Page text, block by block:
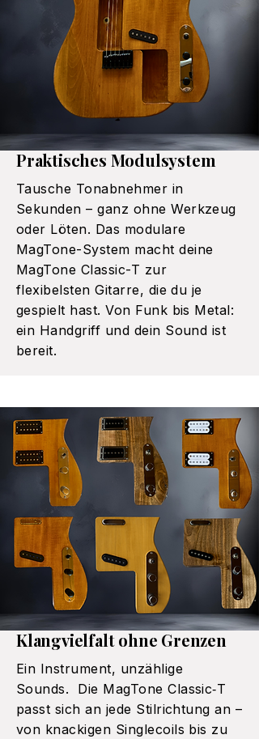
Praktisches Modulsystem
Tausche Tonabnehmer in
Sekunden – ganz ohne Werkzeug
oder Löten. Das modulare
MagTone-System macht deine
MagTone Classic-T zur
flexibelsten Gitarre, die du je
gespielt hast. Von Funk bis Metal:
ein Handgriff und dein Sound ist
bereit.
Klangvielfalt ohne Grenzen
Ein Instrument, unzählige
Sounds. Die MagTone Classic‑T
passt sich an jede Stilrichtung an –
von knackigen Singlecoils bis zu